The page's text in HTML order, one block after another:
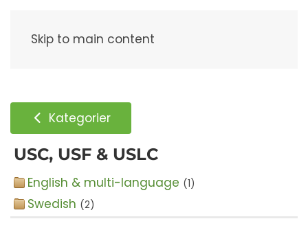
Skip to main content
Kategorier
USC, USF & USLC
English & multi-language (1)
Swedish (2)